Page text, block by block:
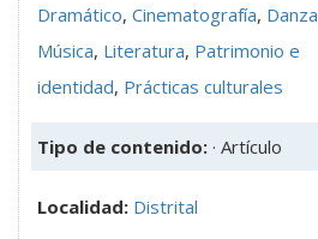
Dramático, Cinematografía, Danza
Música, Literatura, Patrimonio e
identidad, Prácticas culturales
Tipo de contenido: · Artículo
Localidad: Distrital